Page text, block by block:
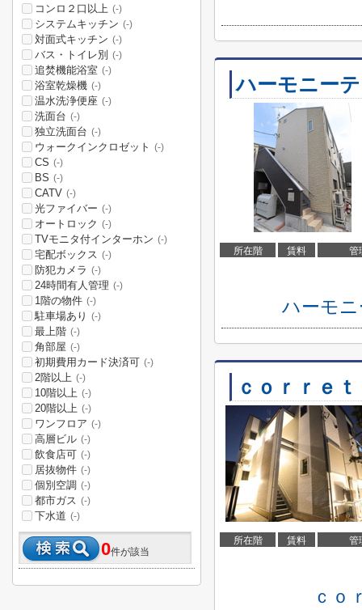
ハーモニー
所在階 賃料 管
ハーモ
ｃｏｒｒｅ
所在階 賃料 管
ｃｏ
コンロ２口以上 (-)
システムキッチン (-)
対面式キッチン (-)
バス・トイレ別 (-)
追焚機能浴室 (-)
浴室乾燥機 (-)
温水洗浄便座 (-)
洗面台 (-)
独立洗面台 (-)
ウォークインクロゼット (-)
CS (-)
BS (-)
CATV (-)
光ファイバー (-)
オートロック (-)
TVモニタ付インターホン (-)
宅配ボックス (-)
防犯カメラ (-)
24時間有人管理 (-)
1階の物件 (-)
駐車場あり (-)
最上階 (-)
角部屋 (-)
初期費用カード決済可 (-)
2階以上 (-)
10階以上 (-)
20階以上 (-)
ワンフロア (-)
高層ビル (-)
飲食店可 (-)
居抜物件 (-)
個別空調 (-)
都市ガス (-)
下水道 (-)
0件が該当